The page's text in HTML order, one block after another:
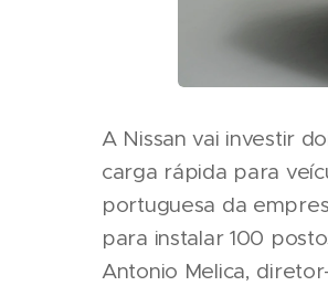
A Nissan vai investir
carga rápida para
portuguesa da
para instalar 100
Antonio Melica,